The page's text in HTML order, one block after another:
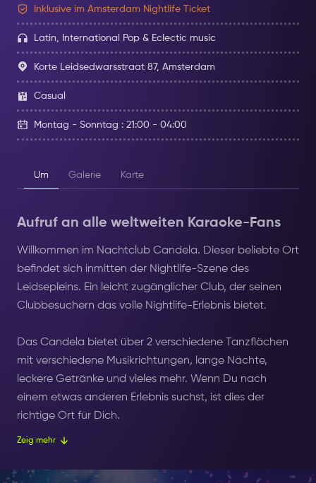
Inklusive im Amsterdam Nightlife Ticket
Latin, International Pop & Eclectic music
Korte Leidsedwarsstraat 87, Amsterdam
Casual
Montag - Sonntag : 21:00 - 04:00
Um Galerie Karte
Aufruf an alle weltweiten Karaoke-Fans
Willkommen im Nachtclub Candela. Dieser beliebte Ort
befindet sich inmitten der Nightlife-Szene des
Leidsepleins. Ein leicht zugänglicher Club, der seinen
Clubbesuchern das volle Nightlife-Erlebnis bietet.
Das Candela bietet über 2 verschiedene Tanzflächen
mit verschiedene Musikrichtungen, lange Nächte,
leckere Getränke und vieles mehr. Wenn Du nach
einem etwas anderen Erlebnis suchst, ist dies der
richtige Ort für Dich.
selbst spät in der Nacht noch Spaß haben kann. Die
Zeig mehr